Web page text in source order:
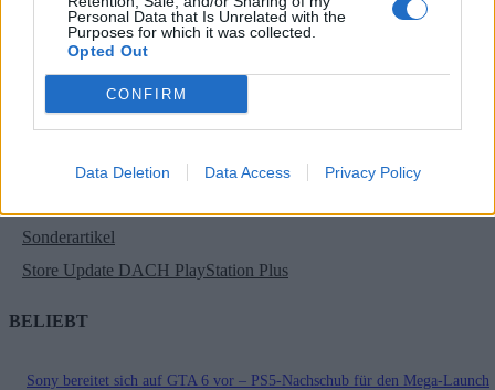
Personal Data that Is Unrelated with the
Purposes for which it was collected.
Opted Out
CONFIRM
Data Deletion Data Access Privacy Policy
Gadgets
Gadgets | Zubehör | Hardware Reviews
Gadgets | Zubehör | Technik
Game Previews
Preishits | Sonderangebote
Sonderartikel
Store Update DACH PlayStation Plus
BELIEBT
Sony bereitet sich auf GTA 6 vor – PS5-Nachschub für den Mega-Launch